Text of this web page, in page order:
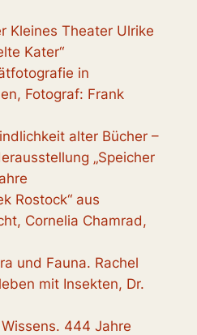
Kleines Theater Ulrike
Kater“
in
Fotograf: Frank
alter Bücher –
„Speicher
Rostock“ aus
Cornelia Chamrad,
und Fauna. Rachel
mit Insekten, Dr.
444 Jahre